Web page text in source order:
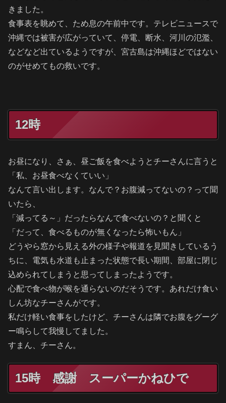
きました。
食事表を眺めて、ため息の午前中です。テレビニュースで
沖縄では被害が広がっていて、停電、断水、河川の氾濫、
などなど出ているようですが、宮古島は沖縄ほどではない
のがせめてもの救いです。
12時
お昼になり、さぁ、昼ご飯を食べようとチーさんに言うと
「私、お昼食べなくていい」
なんて言い出します。なんで？お腹減ってないの？って聞
いたら、
「減ってる～」だったらなんで食べないの？と聞くと
「だって、食べるものが無くなったら怖いもん」
どうやら窓から見える外の様子や報道を見聞きしているう
ちに、電気も水道も止まった状態で長い期間、部屋に閉じ
込められてしまうと思ってしまったようです。
心配で食べ物が喉を通らないのだそうです。あれだけ食い
しん坊なチーさんがです。
私だけ軽い食事をしたけど、チーさんは隣でお腹をグーグ
ー鳴らして我慢してました。
すまん、チーさん。
15時 感謝 スーパーかねひで